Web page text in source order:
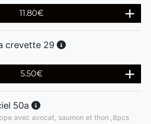
11.80€
crevette 29
5.50€
50a
avec avocat, saumon et thon ,8pcs